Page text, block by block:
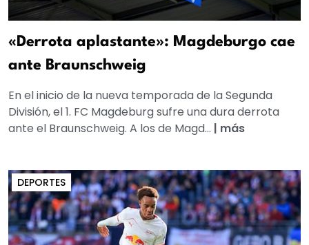
«Derrota aplastante»: Magdeburgo cae
ante Braunschweig
En el inicio de la nueva temporada de la Segunda
División, el 1. FC Magdeburg sufre una dura derrota
ante el Braunschweig. A los de Magd... | más
DEPORTES